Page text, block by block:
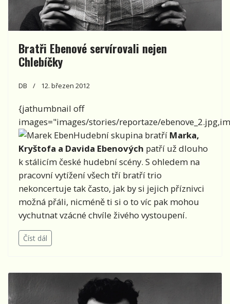
Bratři Ebenové servírovali nejen
Chlebíčky
DB 12. březen 2012
{jathumbnail off
images="images/stories/reportaze/
Hudební skupina bratří Marka,
Kryštofa a Davida Ebenových patří už dlouho
k stálicím české hudební scény. S ohledem na
pracovní vytížení všech tří bratří trio
nekoncertuje tak často, jak by si jejich příznivci
možná přáli, nicméně ti si o to víc pak mohou
vychutnat vzácné chvíle živého vystoupení.
Číst dál